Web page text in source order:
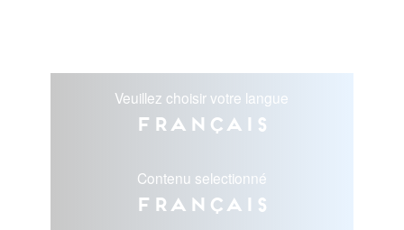
Veuillez choisir votre langue
Français
Contenu selectionné
Français